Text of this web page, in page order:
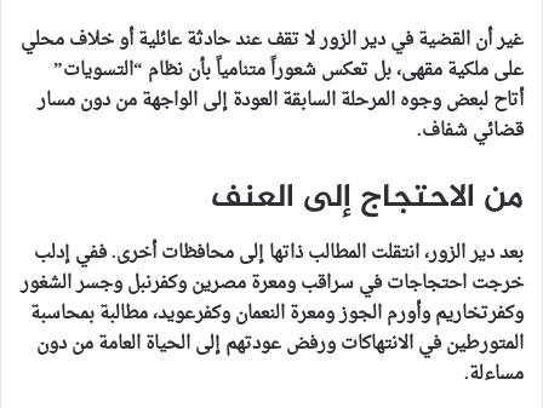
غير أن القضية في دير الزور لا تقف عند حادثة عائلية أو خلاف محلي
على ملكية مقهى، بل تعكس شعوراً متنامياً بأن نظام “التسويات”
أتاح لبعض وجوه المرحلة السابقة العودة إلى الواجهة من دون مسار
قضائي شفاف.
من الاحتجاج إلى العنف
بعد دير الزور، انتقلت المطالب ذاتها إلى محافظات أخرى. ففي إدلب
خرجت احتجاجات في سراقب ومعرة مصرين وكفرنبل وجسر الشغور
وكفرتخاريم وأورم الجوز ومعرة النعمان وكفرعويد، مطالبة بمحاسبة
المتورطين في الانتهاكات ورفض عودتهم إلى الحياة العامة من دون
مساءلة.